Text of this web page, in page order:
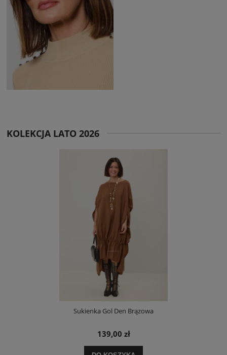
KOLEKCJA LATO 2026
Sukienka Gol Den Brązowa
139,00 zł